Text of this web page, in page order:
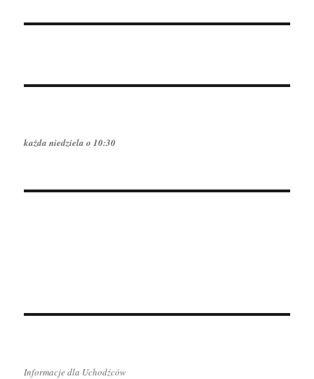
każda niedziela o 10:30
Informacje dla Uchodźców